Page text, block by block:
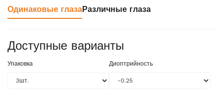
Одинаковые глазаРазличные глаза
Доступные варианты
Упаковка Диоптрийность